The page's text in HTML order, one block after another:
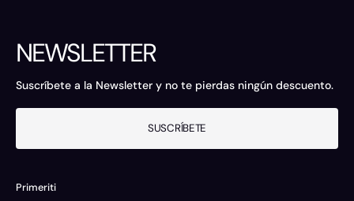
NEWSLETTER
Suscríbete a la Newsletter y no te pierdas ningún descuento.
SUSCRÍBETE
Primeriti